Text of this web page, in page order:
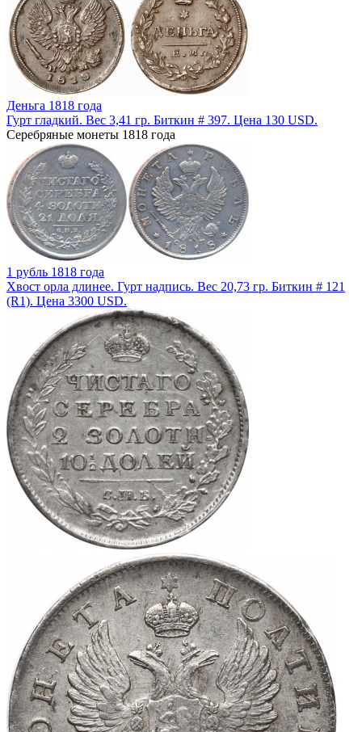
Деньга 1818 года
Гурт гладкий. Вес 3,41 гр. Биткин # 397. Цена 130 USD.
Серебряные монеты 1818 года
1 рубль 1818 года
Хвост орла длинее. Гурт надпись. Вес 20,73 гр. Биткин # 121
(R1). Цена 3300 USD.